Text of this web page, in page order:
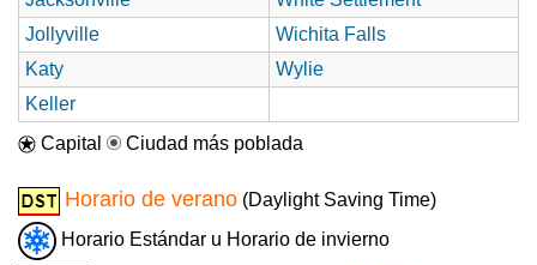
Jollyville
Wichita Falls
Katy
Wylie
Keller
Capital
Ciudad más poblada
Horario de verano (Daylight Saving Time)
Horario Estándar u Horario de invierno